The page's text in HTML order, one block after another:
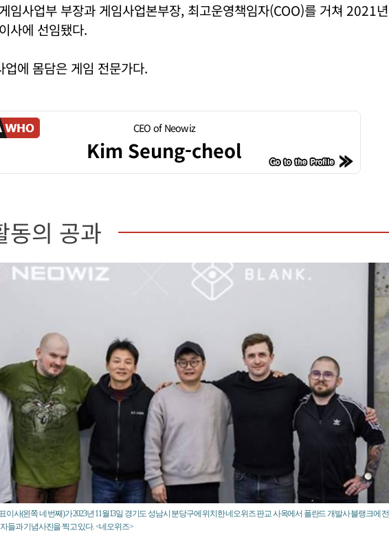
임사업부 부장과 게임사업본부장, 최고운영책임자(COO)를 거쳐 2021년
사에 선임됐다.
에 몸담은 게임 전문가다.
CEO of Neowiz
Kim Seung-cheol
동의 공과
사(왼쪽 네 번째)가 2023년 11월13일 경기도 성남시 분당구에 위치한 네오위즈 판교 사옥에서 폴란드 개발사 블랭크에 전
들과 기념사진을 찍고 있다. <네오위즈>